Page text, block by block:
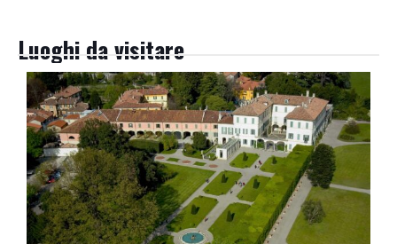
Luoghi da visitare